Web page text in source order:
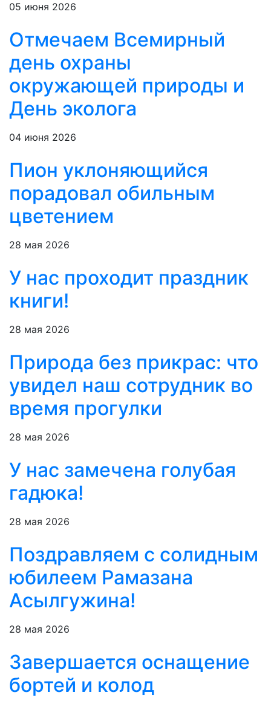
05 июня 2026
Отмечаем Всемирный
день охраны
окружающей природы и
День эколога
04 июня 2026
Пион уклоняющийся
порадовал обильным
цветением
28 мая 2026
У нас проходит праздник
книги!
28 мая 2026
Природа без прикрас: что
увидел наш сотрудник во
время прогулки
28 мая 2026
У нас замечена голубая
гадюка!
28 мая 2026
Поздравляем с солидным
юбилеем Рамазана
Асылгужина!
28 мая 2026
Завершается оснащение
бортей и колод